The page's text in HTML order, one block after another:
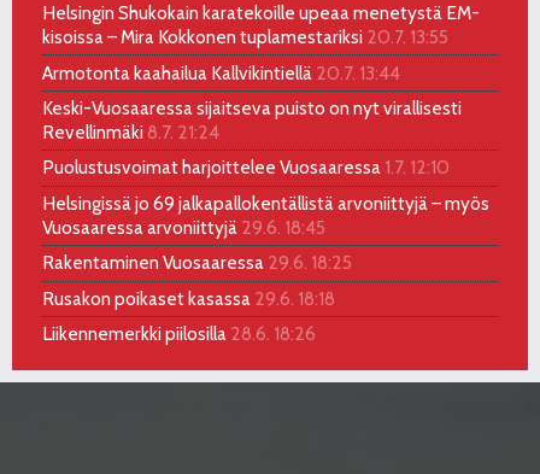
Helsingin Shukokain karatekoille upeaa menetystä EM-
kisoissa – Mira Kokkonen tuplamestariksi 20.7. 13:55
Armotonta kaahailua Kallvikintiellä 20.7. 13:44
Keski-Vuosaaressa sijaitseva puisto on nyt virallisesti
Revellinmäki 8.7. 21:24
Puolustusvoimat harjoittelee Vuosaaressa 1.7. 12:10
Helsingissä jo 69 jalkapallokentällistä arvoniittyjä – myös
Vuosaaressa arvoniittyjä 29.6. 18:45
Rakentaminen Vuosaaressa 29.6. 18:25
Rusakon poikaset kasassa 29.6. 18:18
Liikennemerkki piilosilla 28.6. 18:26